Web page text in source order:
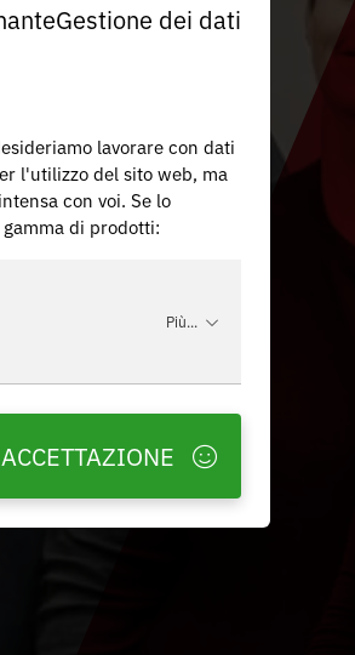
Gestione dei dati
lavorare con dati
l'utilizzo del sito web, ma
con voi. Se lo
di prodotti:
Più...
ACCETTAZIONE